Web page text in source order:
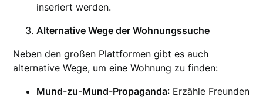
inseriert werden.
Alternative Wege der Wohnungssuche
Neben den großen Plattformen gibt es auch
alternative Wege, um eine Wohnung zu finden:
Mund-zu-Mund-Propaganda: Erzähle Freunden